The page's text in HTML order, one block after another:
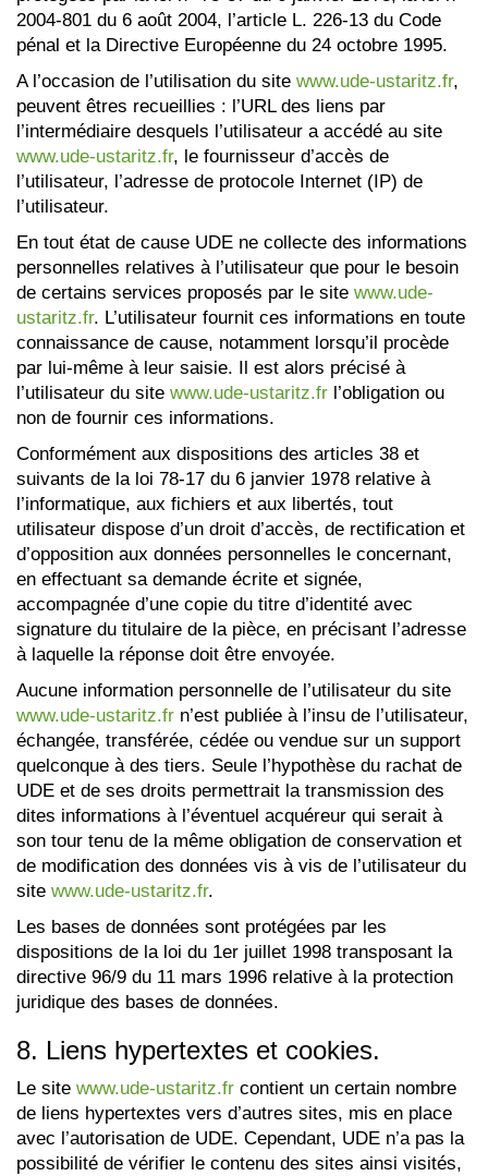
2004-801 du 6 août 2004, l’article L. 226-13 du Code
pénal et la Directive Européenne du 24 octobre 1995.
A l’occasion de l’utilisation du site www.ude-ustaritz.fr,
peuvent êtres recueillies : l’URL des liens par
l’intermédiaire desquels l’utilisateur a accédé au site
www.ude-ustaritz.fr, le fournisseur d’accès de
l’utilisateur, l’adresse de protocole Internet (IP) de
l’utilisateur.
En tout état de cause UDE ne collecte des informations
personnelles relatives à l’utilisateur que pour le besoin
de certains services proposés par le site www.ude-
ustaritz.fr. L’utilisateur fournit ces informations en toute
connaissance de cause, notamment lorsqu’il procède
par lui-même à leur saisie. Il est alors précisé à
l’utilisateur du site www.ude-ustaritz.fr l’obligation ou
non de fournir ces informations.
Conformément aux dispositions des articles 38 et
suivants de la loi 78-17 du 6 janvier 1978 relative à
l’informatique, aux fichiers et aux libertés, tout
utilisateur dispose d’un droit d’accès, de rectification et
d’opposition aux données personnelles le concernant,
en effectuant sa demande écrite et signée,
accompagnée d’une copie du titre d’identité avec
signature du titulaire de la pièce, en précisant l’adresse
à laquelle la réponse doit être envoyée.
Aucune information personnelle de l’utilisateur du site
www.ude-ustaritz.fr n’est publiée à l’insu de l’utilisateur,
échangée, transférée, cédée ou vendue sur un support
quelconque à des tiers. Seule l’hypothèse du rachat de
UDE et de ses droits permettrait la transmission des
dites informations à l’éventuel acquéreur qui serait à
son tour tenu de la même obligation de conservation et
de modification des données vis à vis de l’utilisateur du
site www.ude-ustaritz.fr.
Les bases de données sont protégées par les
dispositions de la loi du 1er juillet 1998 transposant la
directive 96/9 du 11 mars 1996 relative à la protection
juridique des bases de données.
8. Liens hypertextes et cookies.
Le site www.ude-ustaritz.fr contient un certain nombre
de liens hypertextes vers d’autres sites, mis en place
avec l’autorisation de UDE. Cependant, UDE n’a pas la
possibilité de vérifier le contenu des sites ainsi visités,